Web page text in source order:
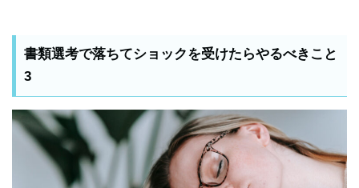
書類選考で落ちてショックを受けたらやるべきこと
3